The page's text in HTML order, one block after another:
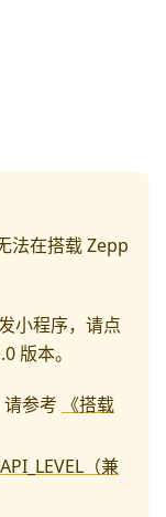
法在搭载 Zepp
小程序，请点
版本。
参考 《搭载
API_LEVEL（兼